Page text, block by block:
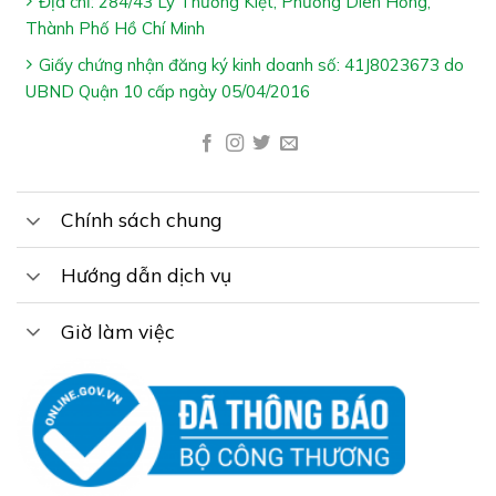
Trẻ 2 – 9 tuổi: Uống 10ml x 1 – 2 lần/ngày
Trẻ trên 9 tuổi & người lớn, phụ nữ có thai & cho con
bú: Uống 10ml x 3 – 4 lần/ngày
kiến của thầy thuốc trước khi sử dụng, khuyên dùng
*Lưu ý:
– Sản phẩm không phải là thuốc và không có chức năng
thay thế thuốc chữa bệnh
từng người
Cảm ơn bạn đã xem bài viết “SIRO HOVSHINE GOLD –
Hỗ Trợ Bổ Phế”
Thành Phố Hồ Chí Minh
Giấy chứng nhận đăng ký kinh doanh số: 41J8023673 do
UBND Quận 10 cấp ngày 05/04/2016
Chính sách chung
Hướng dẫn dịch vụ
Giờ làm việc